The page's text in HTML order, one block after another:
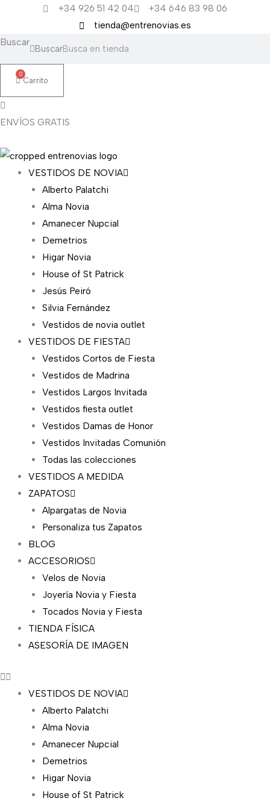
contenido
+34 926 51 42 04
+34 646 83 98 06
tienda@entrenovias.es
Buscar
Buscar
0
Carrito
ENVÍOS GRATIS
VESTIDOS DE NOVIA
Alberto Palatchi
Alma Novia
Amanecer Nupcial
Demetrios
Higar Novia
House of St Patrick
Jesús Peiró
Silvia Fernández
Vestidos de novia outlet
VESTIDOS DE FIESTA
Vestidos Cortos de Fiesta
Vestidos de Madrina
Vestidos Largos Invitada
Vestidos fiesta outlet
Vestidos Damas de Honor
Vestidos Invitadas Comunión
Todas las colecciones
VESTIDOS A MEDIDA
ZAPATOS
Alpargatas de Novia
Personaliza tus Zapatos
BLOG
ACCESORIOS
Velos de Novia
Joyería Novia y Fiesta
Tocados Novia y Fiesta
TIENDA FÍSICA
ASESORÍA DE IMAGEN
VESTIDOS DE NOVIA
Alberto Palatchi
Alma Novia
Amanecer Nupcial
Demetrios
Higar Novia
House of St Patrick